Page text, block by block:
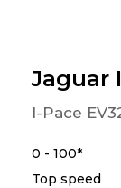
Jaguar
I-Pace
0 - 100*
Top speed